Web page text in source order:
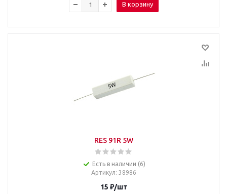
В корзину
RES 91R 5W
Есть в наличии (6)
Артикул: 38986
15 ₽/шт